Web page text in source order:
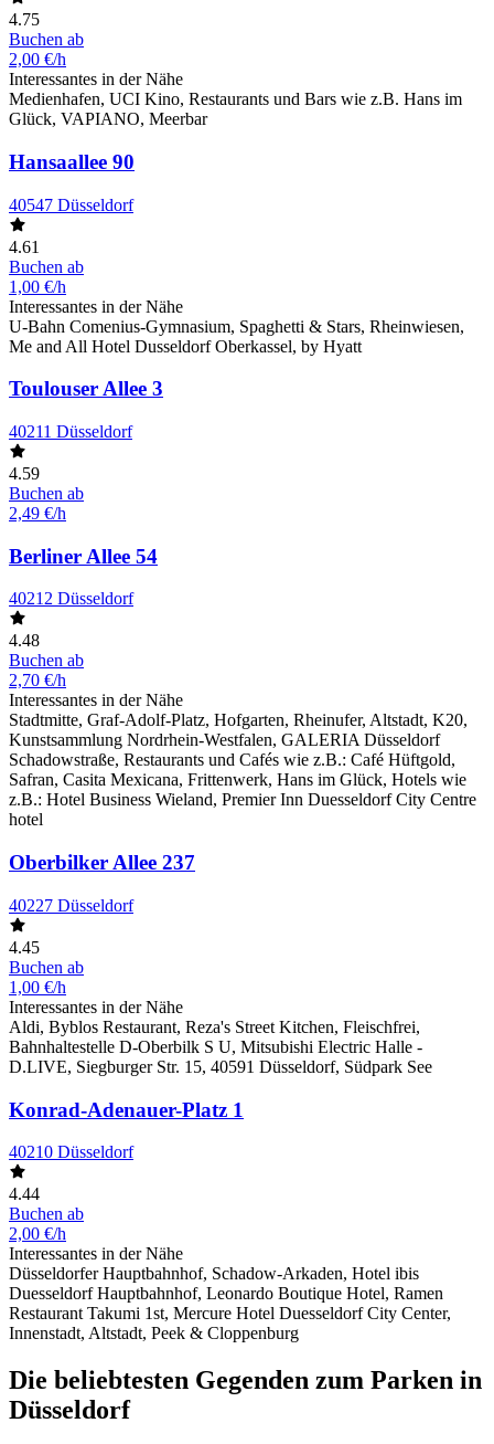
4.75
Buchen ab
2,00 €/h
Interessantes in der Nähe
Medienhafen, UCI Kino, Restaurants und Bars wie z.B. Hans im
Glück, VAPIANO, Meerbar
Hansaallee 90
40547 Düsseldorf
4.61
Buchen ab
1,00 €/h
Interessantes in der Nähe
U-Bahn Comenius-Gymnasium, Spaghetti & Stars, Rheinwiesen,
Me and All Hotel Dusseldorf Oberkassel, by Hyatt
Toulouser Allee 3
40211 Düsseldorf
4.59
Buchen ab
2,49 €/h
Berliner Allee 54
40212 Düsseldorf
4.48
Buchen ab
2,70 €/h
Interessantes in der Nähe
Stadtmitte, Graf-Adolf-Platz, Hofgarten, Rheinufer, Altstadt, K20,
Kunstsammlung Nordrhein-Westfalen, GALERIA Düsseldorf
Schadowstraße, Restaurants und Cafés wie z.B.: Café Hüftgold,
Safran, Casita Mexicana, Frittenwerk, Hans im Glück, Hotels wie
z.B.: Hotel Business Wieland, Premier Inn Duesseldorf City Centre
hotel
Oberbilker Allee 237
40227 Düsseldorf
4.45
Buchen ab
1,00 €/h
Interessantes in der Nähe
Aldi, Byblos Restaurant, Reza's Street Kitchen, Fleischfrei,
Bahnhaltestelle D-Oberbilk S U, Mitsubishi Electric Halle -
D.LIVE, Siegburger Str. 15, 40591 Düsseldorf, Südpark See
Konrad-Adenauer-Platz 1
40210 Düsseldorf
4.44
Buchen ab
2,00 €/h
Interessantes in der Nähe
Düsseldorfer Hauptbahnhof, Schadow-Arkaden, Hotel ibis
Duesseldorf Hauptbahnhof, Leonardo Boutique Hotel, Ramen
Restaurant Takumi 1st, Mercure Hotel Duesseldorf City Center,
Innenstadt, Altstadt, Peek & Cloppenburg
Die beliebtesten Gegenden zum Parken in
Düsseldorf